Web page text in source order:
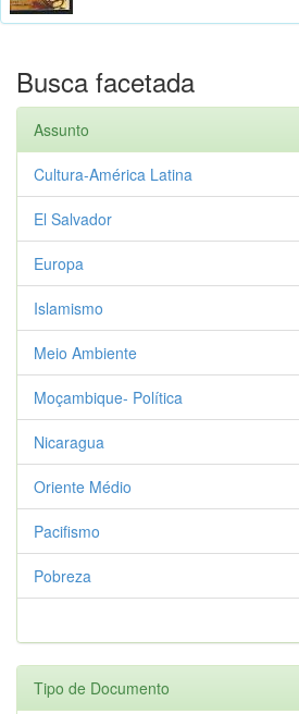
Busca facetada
Assunto
Cultura-América Latina
El Salvador
Europa
Islamismo
Meio Ambiente
Moçambique- Política
Nicaragua
Oriente Médio
Pacifismo
Pobreza
Tipo de Documento